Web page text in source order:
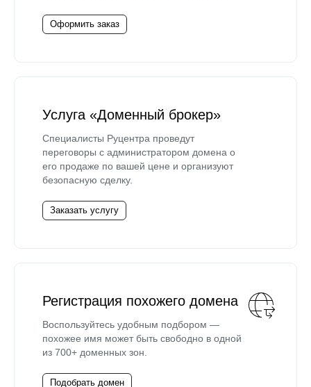
Оформить заказ
Услуга «Доменный брокер»
Специалисты Руцентра проведут
переговоры с администратором домена о
его продаже по вашей цене и организуют
безопасную сделку.
Заказать услугу
Регистрация похожего домена
Воспользуйтесь удобным подбором —
похожее имя может быть свободно в одной
из 700+ доменных зон.
Подобрать домен